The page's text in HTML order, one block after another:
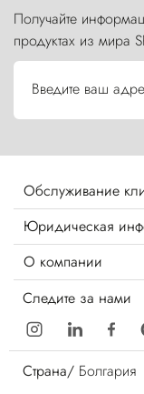
Получайте
продуктах из мира
Введите ваш
Обслуживание
Юридическая
О компании
Следите за нами
Страна/ Болгария